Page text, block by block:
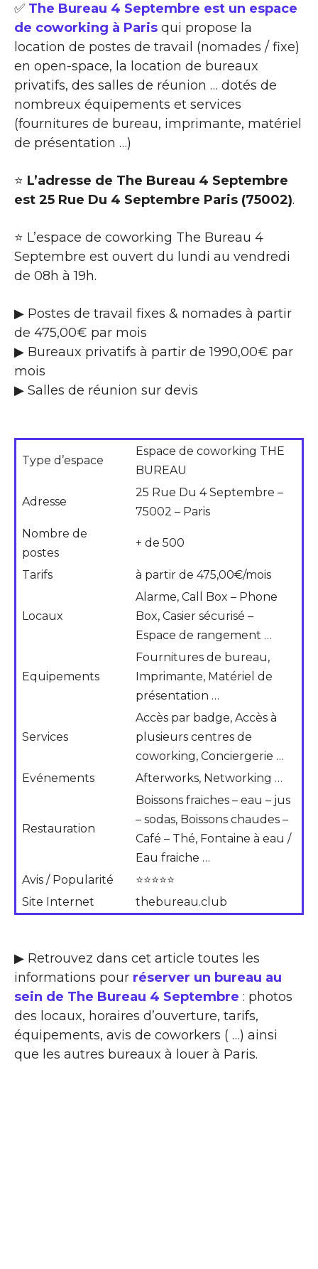
✅ The Bureau 4 Septembre est un espace
de coworking à Paris qui propose la
location de postes de travail (nomades / fixe)
en open-space, la location de bureaux
privatifs, des salles de réunion … dotés de
nombreux équipements et services
(fournitures de bureau, imprimante, matériel
de présentation …)
⭐ L’adresse de The Bureau 4 Septembre
est 25 Rue Du 4 Septembre Paris (75002).
⭐ L’espace de coworking The Bureau 4
Septembre est ouvert du lundi au vendredi
de 08h à 19h.
▶ Postes de travail fixes & nomades à partir
de 475,00€ par mois
▶ Bureaux privatifs à partir de 1990,00€ par
mois
▶ Salles de réunion sur devis
Type d’espace
Espace de coworking THE
BUREAU
Adresse
25 Rue Du 4 Septembre –
75002 – Paris
Nombre de
postes
+ de 500
Tarifs à partir de 475,00€/mois
Locaux
Alarme, Call Box – Phone
Box, Casier sécurisé –
Espace de rangement …
Equipements
Fournitures de bureau,
Imprimante, Matériel de
présentation …
Services
Accès par badge, Accès à
plusieurs centres de
coworking, Conciergerie …
Evénements
Afterworks, Networking …
Restauration
Boissons fraiches – eau – jus
– sodas, Boissons chaudes –
Café – Thé, Fontaine à eau /
Eau fraiche …
Avis / Popularité
⭐⭐⭐⭐⭐
Site Internet
thebureau.club
▶ Retrouvez dans cet article toutes les
informations pour réserver un bureau au
sein de The Bureau 4 Septembre : photos
des locaux, horaires d’ouverture, tarifs,
équipements, avis de coworkers ( …) ainsi
que les autres bureaux à louer à Paris.